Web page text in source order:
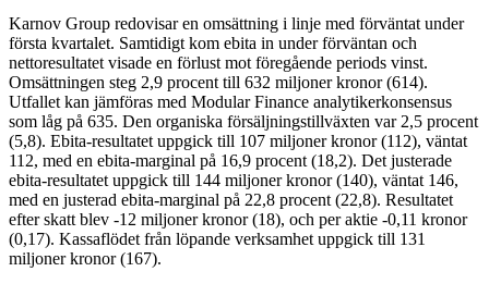
Karnov Group redovisar en omsättning i linje med förväntat under
första kvartalet. Samtidigt kom ebita in under förväntan och
nettoresultatet visade en förlust mot föregående periods vinst.
Omsättningen steg 2,9 procent till 632 miljoner kronor (614).
Utfallet kan jämföras med Modular Finance analytikerkonsensus
som låg på 635. Den organiska försäljningstillväxten var 2,5 procent
(5,8). Ebita-resultatet uppgick till 107 miljoner kronor (112), väntat
112, med en ebita-marginal på 16,9 procent (18,2). Det justerade
ebita-resultatet uppgick till 144 miljoner kronor (140), väntat 146,
med en justerad ebita-marginal på 22,8 procent (22,8). Resultatet
efter skatt blev -12 miljoner kronor (18), och per aktie -0,11 kronor
(0,17). Kassaflödet från löpande verksamhet uppgick till 131
miljoner kronor (167).